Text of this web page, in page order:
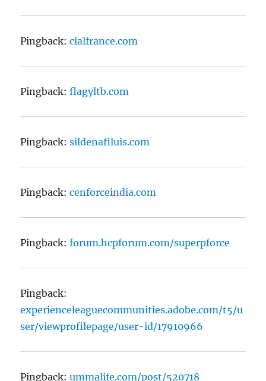
Pingback:cialfrance.com
Pingback:flagyltb.com
Pingback:sildenafiluis.com
Pingback:cenforceindia.com
Pingback:forum.hcpforum.com/superpforce
Pingback:
experienceleaguecommunities.adobe.com/t5/u
ser/viewprofilepage/user-id/17910966
Pingback:ummalife.com/post/520718